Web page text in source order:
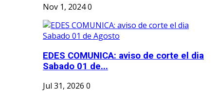
Nov 1, 20240
EDES COMUNICA: aviso de corte el dia
Sabado 01 de...
Jul 31, 2026 0